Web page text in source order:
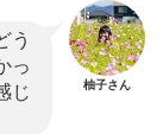
う
っ
じ
柚子さん